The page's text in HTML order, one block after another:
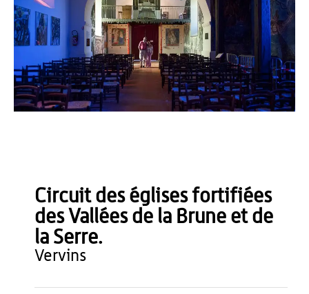
Circuit des églises fortifiées
des Vallées de la Brune et de
la Serre.
vervins